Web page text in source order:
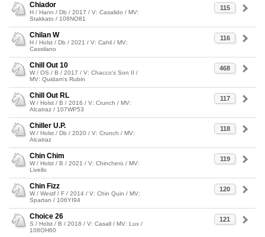
115
Chiador
H / Hann / Db / 2017 / V: Casalido / MV:
Stakkato / 108NO81
116
Chilan W
H / Holst / Db / 2021 / V: Cahil / MV:
Cassilano
468
Chill Out 10
W / OS / B / 2017 / V: Chacco's Son II /
MV: Quidam's Rubin
117
Chill Out RL
W / Holst / B / 2016 / V: Crunch / MV:
Alcatraz / 107WP53
118
Chiller U.P.
W / Holst / Db / 2020 / V: Crunch / MV:
Alcatraz
119
Chin Chim
W / Holst / B / 2021 / V: Chinchero / MV:
Livello
120
Chin Fizz
W / Westf / F / 2014 / V: Chin Quin / MV:
Spartan / 106YI94
121
Choice 26
S / Holst / B / 2018 / V: Casall / MV: Lux /
108OH60